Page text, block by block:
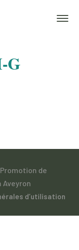
G
de
Aveyron
d’utilisation